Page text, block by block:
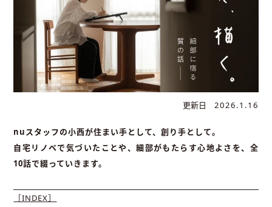
更新日 2026.1.16
nuスタッフの小西が住まい手として、創り手として。
自宅リノベで気づいたことや、細部がもたらす心地よさを、全
10話で綴っていきます。
［INDEX］